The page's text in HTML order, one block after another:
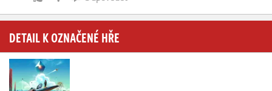
DETAIL K OZNAČENÉ HŘE